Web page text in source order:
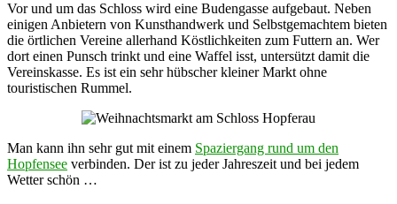
Vor und um das Schloss wird eine Budengasse aufgebaut. Neben
einigen Anbietern von Kunsthandwerk und Selbstgemachtem bieten
die örtlichen Vereine allerhand Köstlichkeiten zum Futtern an. Wer
dort einen Punsch trinkt und eine Waffel isst, untersützt damit die
Vereinskasse. Es ist ein sehr hübscher kleiner Markt ohne
touristischen Rummel.
Man kann ihn sehr gut mit einem Spaziergang rund um den
Hopfensee verbinden. Der ist zu jeder Jahreszeit und bei jedem
Wetter schön …